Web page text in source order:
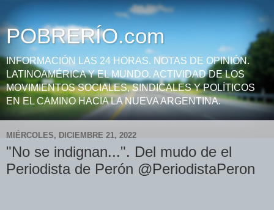
POBRERÍO.com
INFORMACIÓN LAS 24 HORAS. NOTAS DE OPINIÓN.
LATINOAMÉRICA Y EL MUNDO. ACTIVIDAD DE LOS
MOVIMIENTOS SOCIALES, SINDICALES Y POLÍTICOS
EN EL CAMINO HACIA LA NUEVA ARGENTINA.
MIÉRCOLES, DICIEMBRE 21, 2022
"No se indignan...". Del mudo de el
Periodista de Perón @PeriodistaPeron